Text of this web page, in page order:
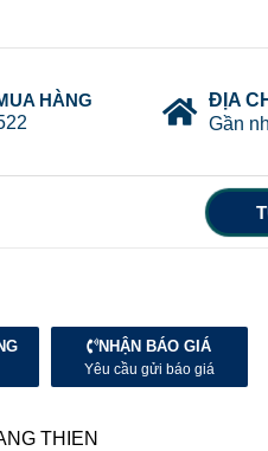
HÀNG
ĐỊA
Gần
NHẬN BÁO GIÁ
Yêu cầu gửi báo giá
THIEN